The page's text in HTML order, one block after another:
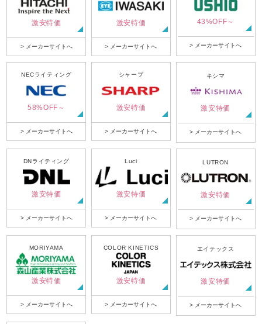
激安特価
> メーカーサイトへ
激安特価
> メーカーサイトへ
43%OFF～
> メーカーサイトへ
NECライティング
58%OFF～
> メーカーサイトへ
シャープ
激安特価
> メーカーサイトへ
キシマ
激安特価
> メーカーサイトへ
DNライティング
激安特価
> メーカーサイトへ
Luci
激安特価
> メーカーサイトへ
LUTRON
激安特価
> メーカーサイトへ
MORIYAMA
激安特価
> メーカーサイトへ
COLOR KINETICS
激安特価
> メーカーサイトへ
エイテックス
激安特価
> メーカーサイトへ